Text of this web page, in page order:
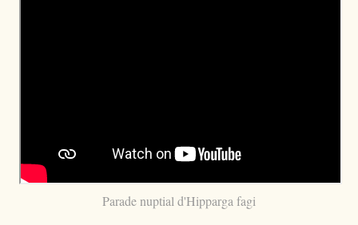
Parade nuptial d'Hipparga fagi